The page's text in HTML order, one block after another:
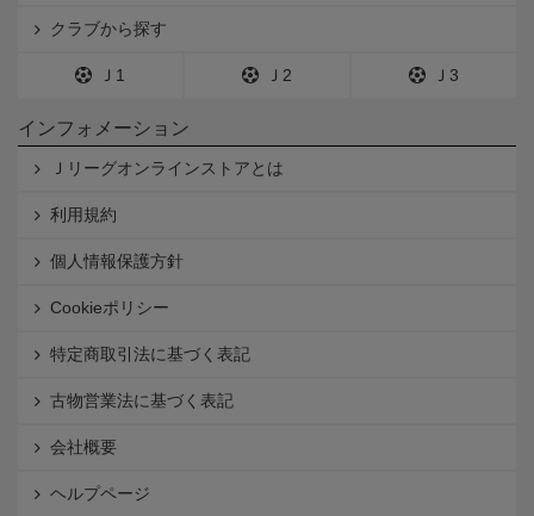
クラブから探す
Ｊ1 Ｊ2 Ｊ3
インフォメーション
Ｊリーグオンラインストアとは
利用規約
個人情報保護方針
Cookieポリシー
特定商取引法に基づく表記
古物営業法に基づく表記
会社概要
ヘルプページ